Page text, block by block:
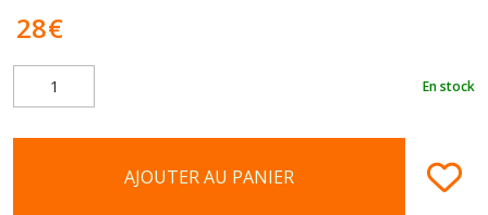
28€
En stock
AJOUTER AU PANIER